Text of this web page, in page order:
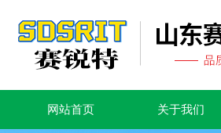
网站首页 关于我们